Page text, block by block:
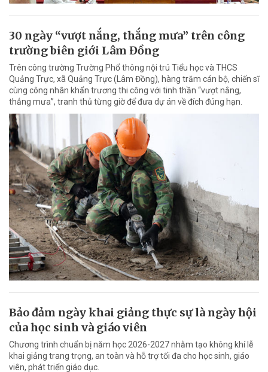
30 ngày “vượt nắng, thắng mưa” trên công
trường biên giới Lâm Đồng
Trên công trường Trường Phổ thông nội trú Tiểu học và THCS
Quảng Trực, xã Quảng Trực (Lâm Đồng), hàng trăm cán bộ, chiến sĩ
cùng công nhân khẩn trương thi công với tinh thần “vượt nắng,
thắng mưa”, tranh thủ từng giờ để đưa dự án về đích đúng hạn.
Bảo đảm ngày khai giảng thực sự là ngày hội
của học sinh và giáo viên
Chương trình chuẩn bị năm học 2026-2027 nhằm tạo không khí lễ
khai giảng trang trọng, an toàn và hỗ trợ tối đa cho học sinh, giáo
viên, phát triển giáo dục.